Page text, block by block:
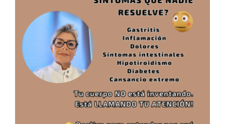
Medicina
Blog Salud Integrativa